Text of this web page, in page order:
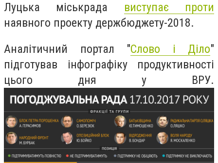
Луцька міськрада виступає проти
наявного проекту держбюджету-2018.
Аналітичний портал "Слово і Діло"
підготував інфографіку продуктивності
цього дня у ВРУ.